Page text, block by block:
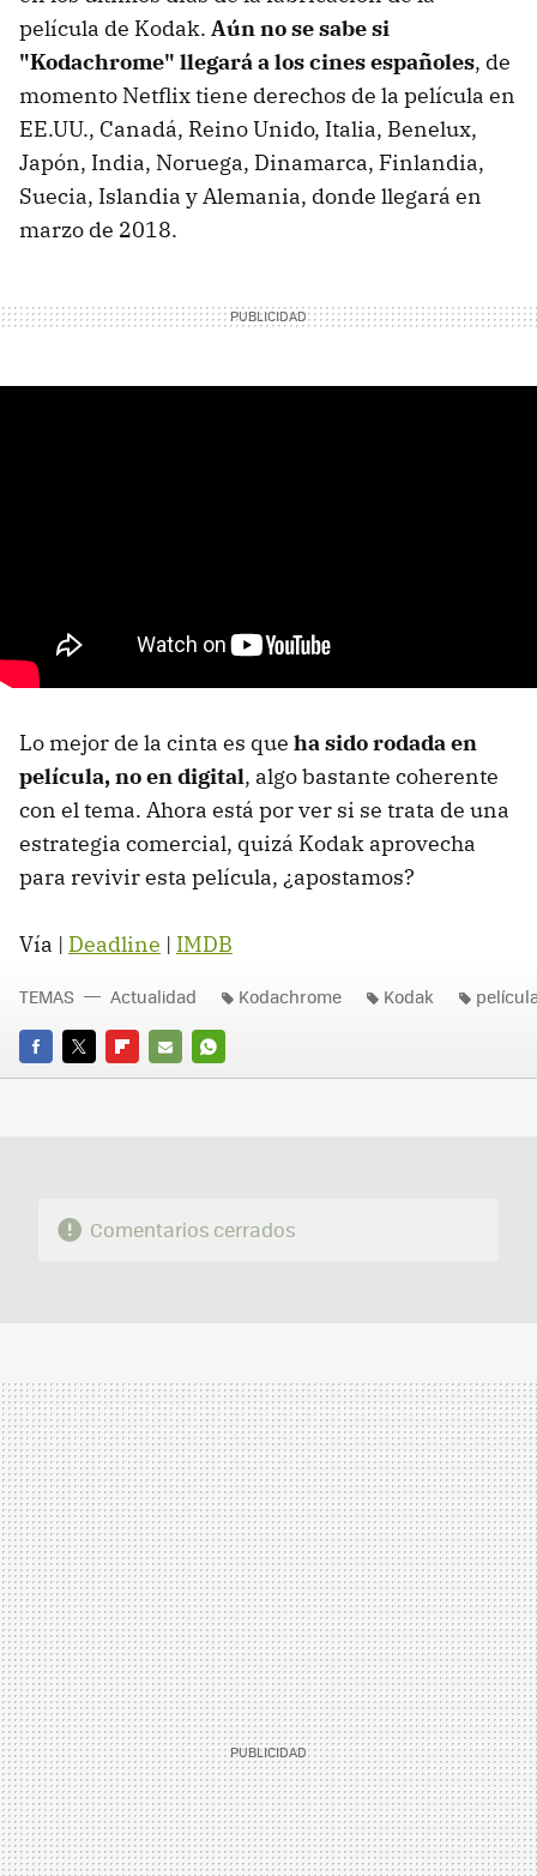
película de Kodak. Aún no se sabe si
"Kodachrome" llegará a los cines españoles, de
momento Netflix tiene derechos de la película en
EE.UU., Canadá, Reino Unido, Italia, Benelux,
Japón, India, Noruega, Dinamarca, Finlandia,
Suecia, Islandia y Alemania, donde llegará en
marzo de 2018.
Lo mejor de la cinta es que ha sido rodada en
película, no en digital, algo bastante coherente
con el tema. Ahora está por ver si se trata de una
estrategia comercial, quizá Kodak aprovecha
para revivir esta película, ¿apostamos?
Vía | Deadline | IMDB
FACEBOOK
TWITTERFLIPBOARD
E-
WHATSAPP
TEMAS Actualidad Kodachrome Kodak
Comentarios cerrados